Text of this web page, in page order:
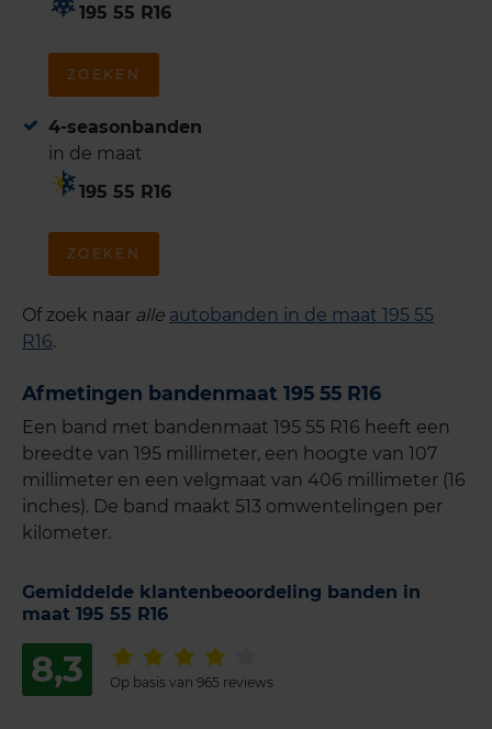
195 55 R16
ZOEKEN
4-seasonbanden
in de maat
195 55 R16
ZOEKEN
Of zoek naar alle autobanden in de maat 195 55
R16.
Afmetingen bandenmaat 195 55 R16
Een band met bandenmaat 195 55 R16 heeft een
breedte van 195 millimeter, een hoogte van 107
millimeter en een velgmaat van 406 millimeter (16
inches). De band maakt 513 omwentelingen per
kilometer.
Gemiddelde klantenbeoordeling banden in
maat 195 55 R16
8,3 Op basis van 965 reviews